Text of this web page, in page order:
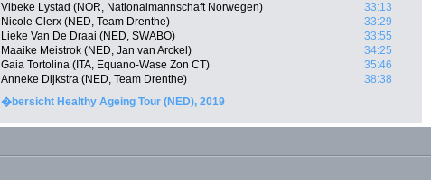
Vibeke Lystad (NOR, Nationalmannschaft Norwegen)
33:13
Nicole Clerx (NED, Team Drenthe)
33:29
Lieke Van De Draai (NED, SWABO)
33:55
Maaike Meistrok (NED, Jan van Arckel)
34:25
Gaia Tortolina (ITA, Equano-Wase Zon CT)
35:46
Anneke Dijkstra (NED, Team Drenthe)
38:38
�bersicht Healthy Ageing Tour (NED), 2019